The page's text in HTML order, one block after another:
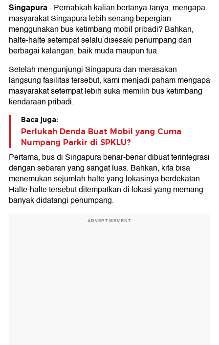
Singapura-Pernahkah kalian bertanya-tanya, mengapa
masyarakat Singapura lebih senang bepergian
menggunakan bus ketimbang mobil pribadi? Bahkan,
halte-halte setempat selalu disesaki penumpang dari
berbagai kalangan, baik muda maupun tua.
Setelah mengunjungi Singapura dan merasakan
langsung fasilitas tersebut, kami menjadi paham mengapa
masyarakat setempat lebih suka memilih bus ketimbang
kendaraan pribadi.
Baca juga:
Perlukah Denda Buat Mobil yang Cuma
Numpang Parkir di SPKLU?
Pertama, bus di Singapura benar-benar dibuat terintegrasi
dengan sebaran yang sangat luas. Bahkan, kita bisa
menemukan sejumlah halte yang lokasinya berdekatan.
Halte-halte tersebut ditempatkan di lokasi yang memang
banyak didatangi penumpang.
ADVERTISEMENT